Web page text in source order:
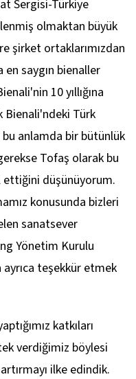
Sergisi-Türkiye
olmaktan büyük
şirket ortaklarımızdan
saygın bienaller
10 yıllığına
Bienali'ndeki Türk
anlamda bir bütünlük
Tofaş olarak bu
düşünüyorum.
konusunda bizleri
sanatsever
Yönetim Kurulu
ayrıca teşekkür etmek
katkıları
verdiğimiz böylesi
ilke edindik.